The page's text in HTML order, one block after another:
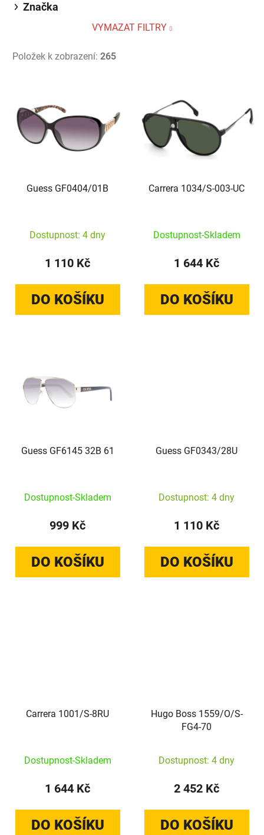
Značka
VYMAZAT FILTRY
Položek k zobrazení: 265
Guess GF0404/01B
Dostupnost: 4 dny
1 110 Kč
DO KOŠÍKU
Carrera 1034/S-003-UC
Dostupnost-Skladem
1 644 Kč
DO KOŠÍKU
Guess GF6145 32B 61
Dostupnost-Skladem
999 Kč
DO KOŠÍKU
Guess GF0343/28U
Dostupnost: 4 dny
1 110 Kč
DO KOŠÍKU
Carrera 1001/S-8RU
Dostupnost-Skladem
1 644 Kč
DO KOŠÍKU
Hugo Boss 1559/O/S-
FG4-70
Dostupnost: 4 dny
2 452 Kč
DO KOŠÍKU